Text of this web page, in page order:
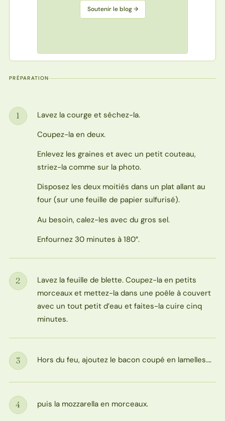
Soutenir le blog →
PRÉPARATION
Étape
1
Lavez la courge et séchez-la.
Coupez-la en deux.
Enlevez les graines et avec un petit couteau,
striez-la comme sur la photo.
Disposez les deux moitiés dans un plat allant au
four (sur une feuille de papier sulfurisé).
Au besoin, calez-les avec du gros sel.
Enfournez 30 minutes à 180°.
Étape
2
Lavez la feuille de blette. Coupez-la en petits
morceaux et mettez-la dans une poêle à couvert
avec un tout petit d’eau et faites-la cuire cinq
minutes.
Étape
3 Hors du feu, ajoutez le bacon coupé en lamelles….
Étape
4 puis la mozzarella en morceaux.